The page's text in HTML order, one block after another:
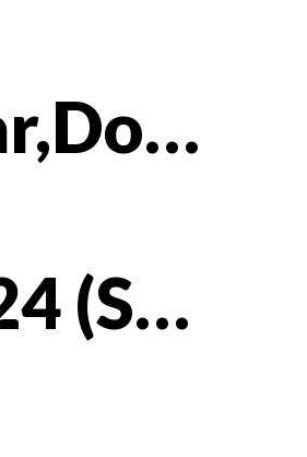
Centar,Dobropoljska,80m2.4.0.Namešten.
Blok 24 (Super Vero) namesten,nov stan 40m2.2.0.Lux!